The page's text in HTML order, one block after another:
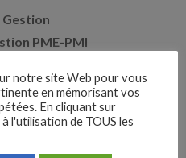
PME-PMI
Comptable
notre site Web pour vous
en mémorisant vos
En cliquant sur
l'utilisation de TOUS les